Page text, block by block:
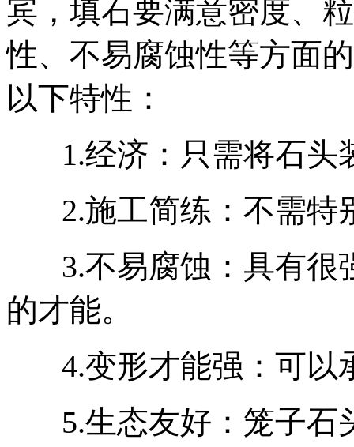
宾，填石要满意密度、
性、不易腐蚀性等方面
以下特性：
‌ 1.经济‌：只需将石头
‌ 2.施工简练‌：不需特
‌ 3.不易腐蚀‌：具有很
的才能。
‌ 4.变形才能强‌：可以
‌ 5.生态友好‌：笼子石